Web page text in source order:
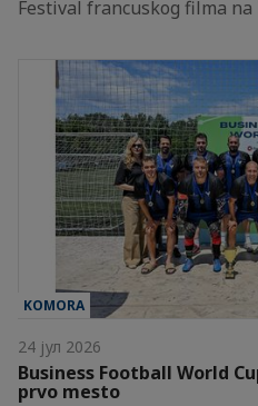
Festival francuskog filma na
KOMORA
24 јул 2026
Business Football World
prvo mesto